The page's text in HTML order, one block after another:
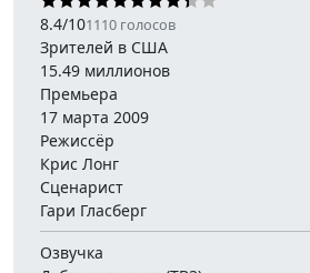
8.4/101110 голосов
Зрителей в США
15.49 миллионов
Премьера
17 марта 2009
Режиссёр
Крис Лонг
Сценарист
Гари Гласберг
Озвучка